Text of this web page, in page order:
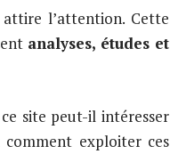
l’attention. Cette
analyses, études et
site peut-il intéresser
exploiter ces